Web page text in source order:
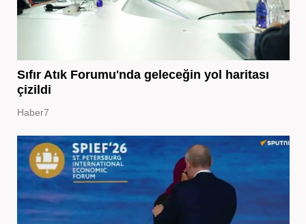
Sıfır Atık Forumu'nda geleceğin yol haritası
çizildi
Haber7